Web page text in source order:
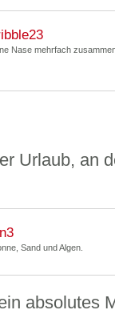
Nase mehrfach
Urlaub, an
Sand und Algen.
absolutes